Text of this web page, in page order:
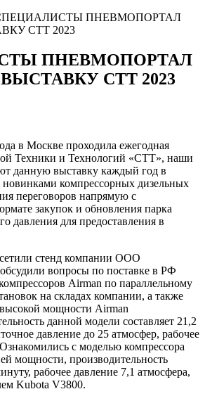
ПНЕВМОПОРТАЛ
СТТ 2023
ПНЕВМОПОРТАЛ
СТТ 2023
в Москве проходила ежегодная
Техники и Технологий «СТТ», наши
данную выставку каждый год в
новинками компрессорных дизельных
переговоров напрямую с
закупок и обновления парка
давления для предоставления в
стенд компании ООО
вопросы по поставке в РФ
Airman по параллельному
на складах компании, а также
мощности Airman
данной модели составляет 21,2
давление до 25 атмосфер, рабочее
с моделью компрессора
мощности, производительность
рабочее давление 7,1 атмосфера,
Kubota V3800.